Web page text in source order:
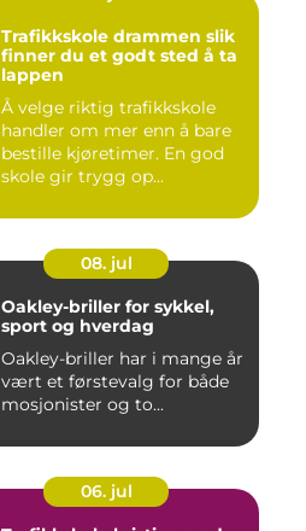
Trafikkskole drammen slik
finner du et godt sted å ta
lappen
Å velge riktig trafikkskole
handler om mer enn å bare
bestille kjøretimer. En god
skole gir trygg op...
08. jul
Oakley-briller for sykkel,
sport og hverdag
Oakley-briller har i mange år
vært et førstevalg for både
mosjonister og to...
06. jul